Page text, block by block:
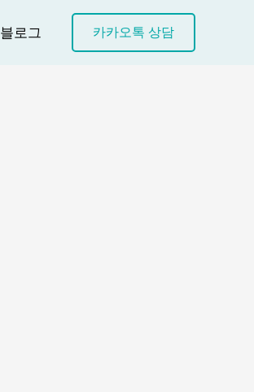
블로그 카카오톡 상담